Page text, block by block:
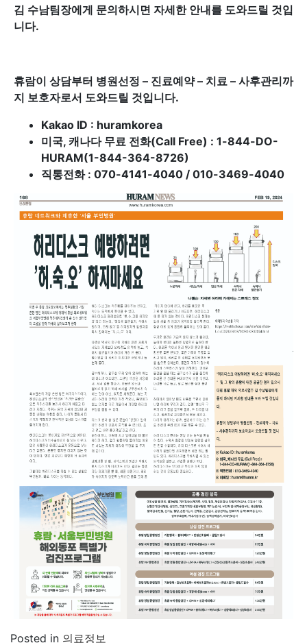
김 수남팀장에게 문의하시면 자세한 안내를 도와드릴 것입
니다.
휴람이 상담부터 병원선정 – 진료예약 – 치료 – 사후관리까
지 보호자로서 도와드릴 것입니다.
Kakao ID : huramkorea
미국, 캐나다 무료 전화(Call Free) : 1-844-DO-
HURAM(1-844-364-8726)
직통전화 : 070-4141-4040 / 010-3469-4040
Posted in 의료정보